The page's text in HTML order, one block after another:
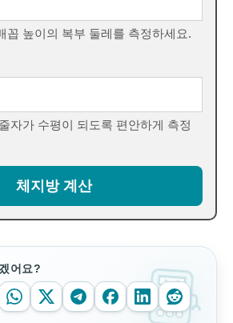
꼽 높이의 복부 둘레를 측정하세요.
자가 수평이 되도록 편안하게 측정
체지방 계산
어요?